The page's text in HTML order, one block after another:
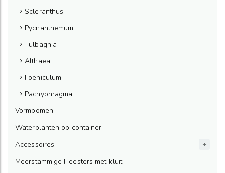
Scleranthus
Pycnanthemum
Tulbaghia
Althaea
Foeniculum
Pachyphragma
Vormbomen
Waterplanten op container
Accessoires
Meerstammige Heesters met kluit